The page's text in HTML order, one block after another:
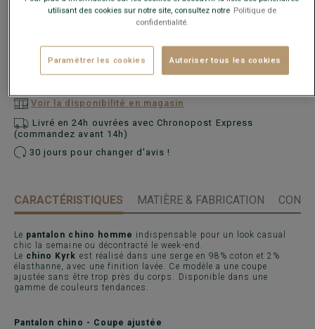
+ AJOUTER AU PANIER
Voir la disponibilité en magasin
Livré en 24h ouvrées avec Chronopost Express
(commandez avant 14h)
30 jours pour changer d'avis !
CARACTÉRISTIQUES MATIÈRE & FABRICATION
Le pantalon chino homme indispensable pour un look casual
chic la semaine ou décontracté le week-end.
Le chino Kyrk est réalisé dans une serge en 98% coton et 2%
élasthanne, avec une finition lavée. Ce modèle a une coupe
ajustée sans être trop près du corps. Disponible dans une
gamme de couleurs tendances.
Pantalon chino - Coupe ajustée
utilisant des cookies sur notre site, consultez notre Politique de
confidentialité.
Paramétrer les cookies Autoriser tous les cookies